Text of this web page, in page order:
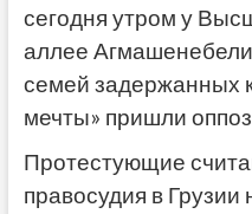
сегодня утром у
аллее
семей задержанных
мечты» пришли
Протестующие
правосудия в Грузии